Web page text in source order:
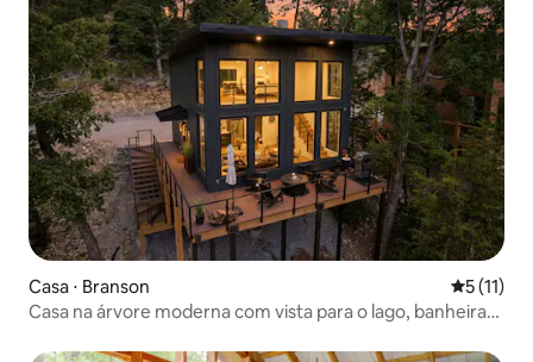
Casa ⋅ Branson 5 de uma
5 (11)
Casa na árvore moderna com vista para o lago, banheira